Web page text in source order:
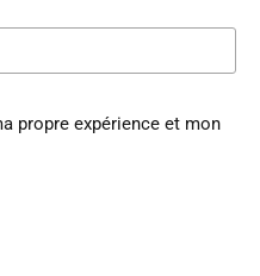
propre expérience et mon